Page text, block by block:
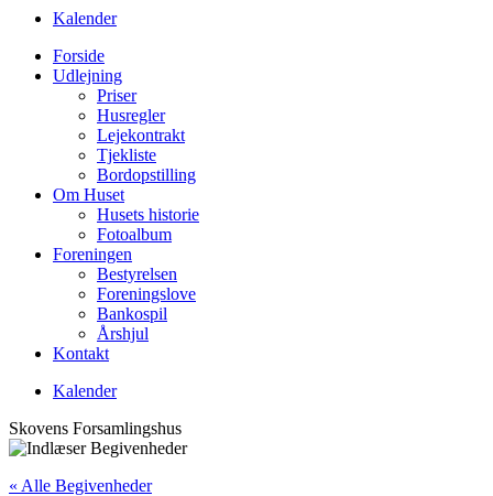
Kalender
Menu
Forside
Udlejning
Priser
Husregler
Lejekontrakt
Tjekliste
Bordopstilling
Om Huset
Husets historie
Fotoalbum
Foreningen
Bestyrelsen
Foreningslove
Bankospil
Årshjul
Kontakt
Kalender
Skovens Forsamlingshus
« Alle Begivenheder